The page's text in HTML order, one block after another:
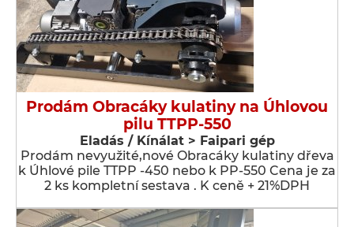
Prodám Obracáky kulatiny na Úhlovou
pilu TTPP-550
Eladás / Kínálat > Faipari gép
Prodám nevyužité,nové Obracáky kulatiny dřeva
k Úhlové pile TTPP -450 nebo k PP-550 Cena je za
2 ks kompletní sestava . K ceně + 21%DPH